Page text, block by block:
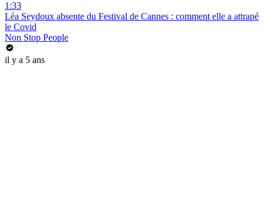
1:33
Léa Seydoux absente du Festival de Cannes : comment elle a attrapé
le Covid
Non Stop People
il y a 5 ans